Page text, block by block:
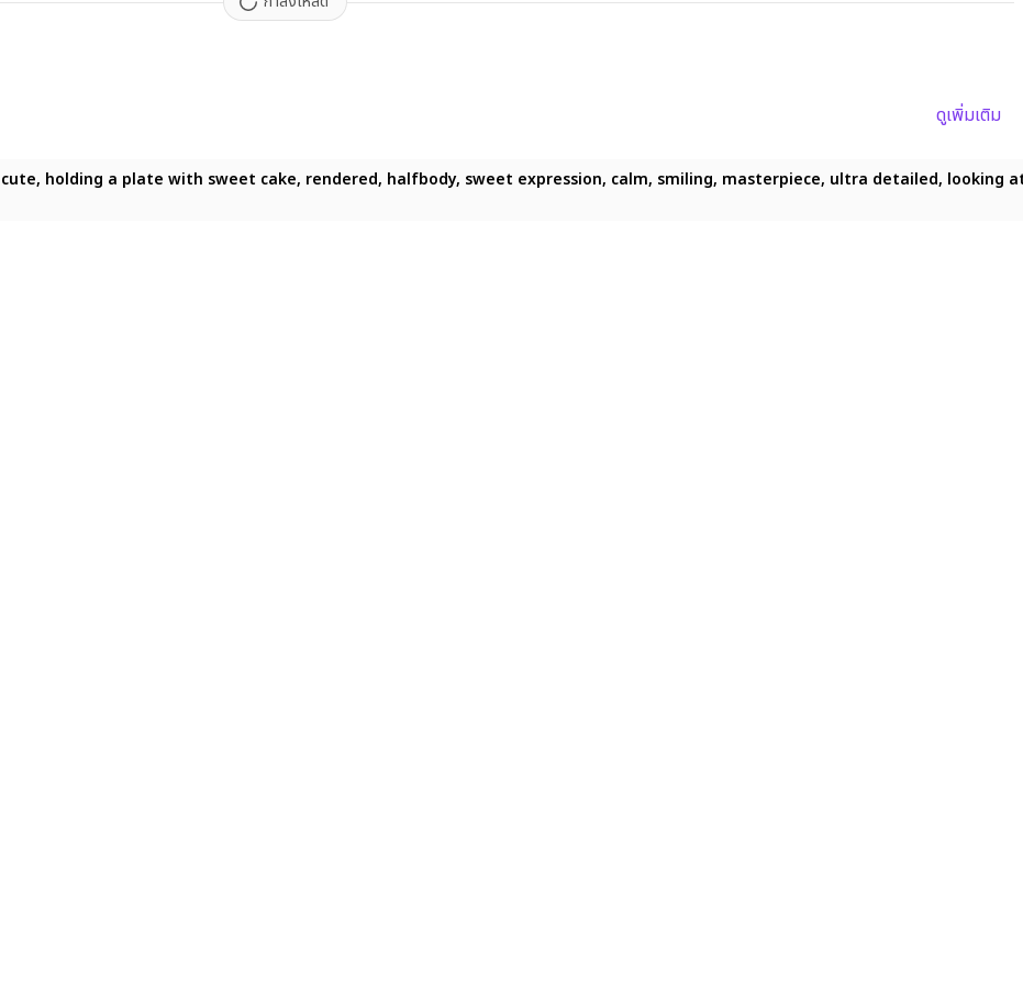
ดูเพิ่มเติม
holding a plate with sweet cake, rendered, halfbody, sweet expression, calm, smiling, masterpiece, ultra detailed, looking